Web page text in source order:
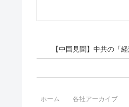
【中国見聞】中共の「
ホーム 各社アーカイブ